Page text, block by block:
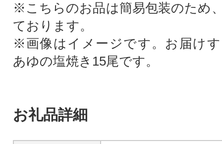
※こちらのお品は簡易包装のため
ております。
※画像はイメージです。お届け
あゆの塩焼き15尾です。
お礼品詳細